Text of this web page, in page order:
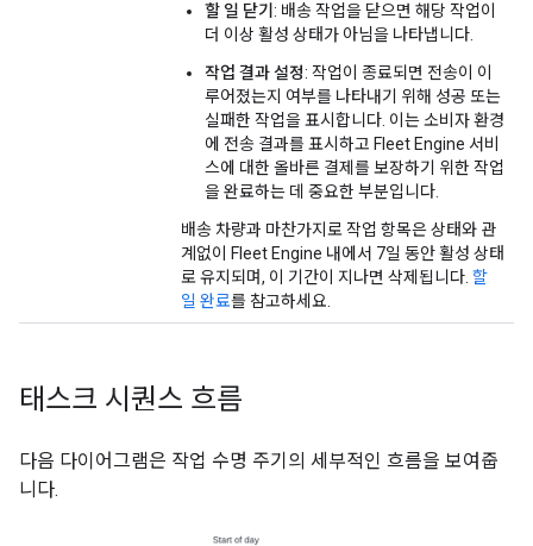
할 일 닫기 : 배송 작업을 닫으면 해당 작업이
더 이상 활성 상태가 아님을 나타냅니다.
작업 결과 설정: 작업이 종료되면 전송이 이
루어졌는지 여부를 나타내기 위해 성공 또는
실패한 작업을 표시합니다. 이는 소비자 환경
에 전송 결과를 표시하고 Fleet Engine 서비
스에 대한 올바른 결제를 보장하기 위한 작업
을 완료하는 데 중요한 부분입니다.
배송 차량과 마찬가지로 작업 항목은 상태와 관
계없이 Fleet Engine 내에서 7일 동안 활성 상태
로 유지되며, 이 기간이 지나면 삭제됩니다. 할
일 완료를 참고하세요.
태스크 시퀀스 흐름
다음 다이어그램은 작업 수명 주기의 세부적인 흐름을 보여줍
니다.